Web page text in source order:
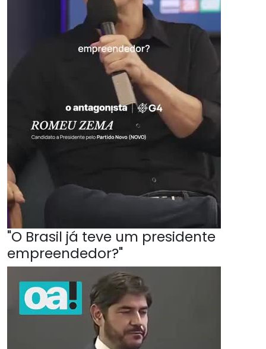
"O Brasil já teve um presidente
empreendedor?"